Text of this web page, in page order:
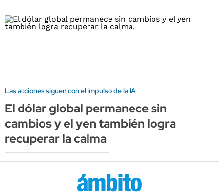
Las acciones siguen con el impulso de la IA
El dólar global permanece sin
cambios y el yen también logra
recuperar la calma